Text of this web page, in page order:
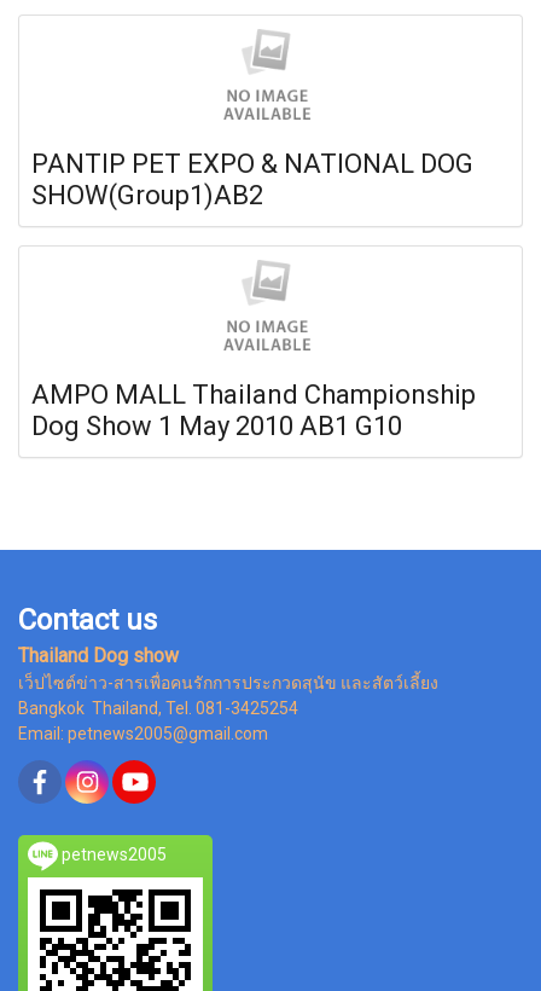
PANTIP PET EXPO & NATIONAL DOG
SHOW(Group1)AB2
AMPO MALL Thailand Championship
Dog Show 1 May 2010 AB1 G10
Contact us
Thailand Dog show
เว็ปไซต์ข่าว-สารเพื่อคนรักการประกวดสุนัข และสัตว์เลี้ยง
Bangkok Thailand, Tel. 081-3425254
Email: petnews2005@gmail.com
petnews2005